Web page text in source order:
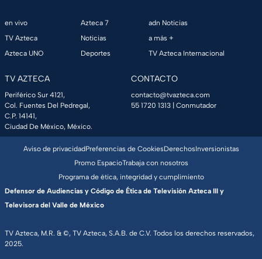
en vivo
TV Azteca
Azteca UNO
Azteca 7
Noticias
Deportes
adn Noticias
a más +
TV Azteca Internacional
TV AZTECA
Periférico Sur 4121,
Col. Fuentes Del Pedregal,
C.P. 14141,
Ciudad De México, México.
CONTACTO
contacto@tvazteca.com
55 1720 1313 | Conmutador
TV Azteca, M.R. & ©, TV Azteca, S.A.B. de C.V. Todos los derechos reservados,
2025.
Aviso de privacidadPreferencias de CookiesDerechosInversionistas
Promo EspacioTrabaja con nosotros
Programa de ética, integridad y cumplimiento
Defensor de Audiencias y Código de Ética de Televisión Azteca III y
Televisora del Valle de México